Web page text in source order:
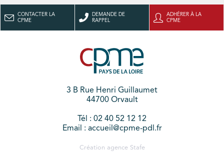
CONTACTER LA
CPME
DEMANDE DE
RAPPEL
ADHÉRER À LA
CPME
3 B Rue Henri Guillaumet
44700 Orvault
Tél : 02 40 52 12 12
Email : accueil@cpme-pdl.fr
Création agence Stafe